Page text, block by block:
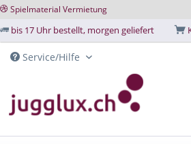
Spielmaterial Vermietung
bis 17 Uhr bestellt, morgen geliefert
Service/Hilfe